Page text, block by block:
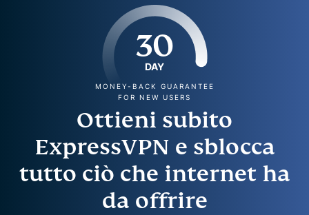
30
DAY
MONEY-BACK GUARANTEE
FOR NEW USERS
Ottieni subito
ExpressVPN e sblocca
tutto ciò che internet ha
da offrire